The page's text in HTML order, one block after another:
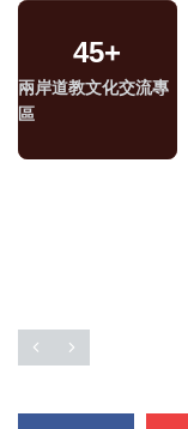
45+
兩岸道教文化交流專
區